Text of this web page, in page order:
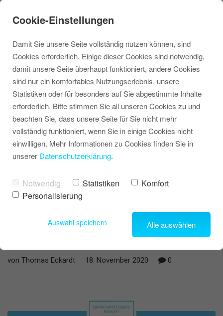
Erfolg ist menschlich!
von Thomas Eckardt 18. November 2020 0
Cookie-Einstellungen
Damit Sie unsere Seite vollständig nutzen können, sind
Cookies erforderlich. Einige dieser Cookies sind notwendig,
damit unsere Seite überhaupt funktioniert, andere Cookies
sind nur ein komfortables Nutzungserlebnis, unsere
Statistiken oder für besonders auf Sie abgestimmte Inhalte
erforderlich. Bitte stimmen Sie all unseren Cookies zu und
beachten Sie, dass unsere Seite für Sie nicht mehr
vollständig funktioniert, wenn Sie in einige Cookies nicht
einwilligen. Mehr Informationen zu Cookies finden Sie in
unserer Datenschutzerklärung.
Notwendig Statistiken
Komfort
Personalisierung
Auswahl speichern Alle auswählen